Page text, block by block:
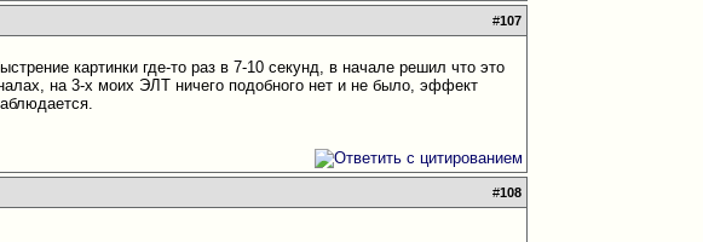
#107
картинки где-то раз в 7-10 секунд, в начале решил что это
на 3-х моих ЭЛТ ничего подобного нет и не было, эффект
#108